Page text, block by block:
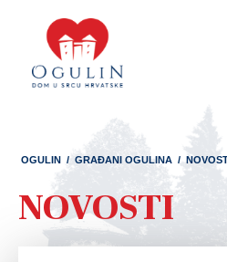
OGULIN / GRAĐANI OGULINA /
NOVOSTI